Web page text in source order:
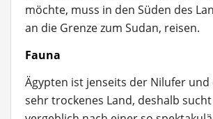
möchte, muss in den Süden des
an die Grenze zum Sudan, reisen.
Fauna
Ägypten ist jenseits der Nilufer und
sehr trockenes Land, deshalb